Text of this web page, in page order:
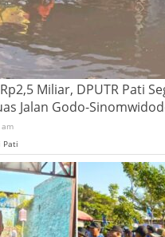
Miliar, DPUTR Pati
Jalan Godo-
am
Pati